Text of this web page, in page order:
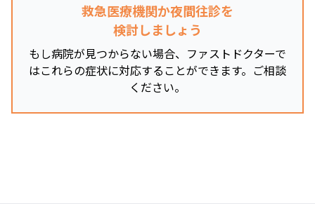
救急医療機関か夜間往診を
検討しましょう
もし病院が見つからない場合、ファストドクターで
はこれらの症状に対応することができます。ご相談
ください。